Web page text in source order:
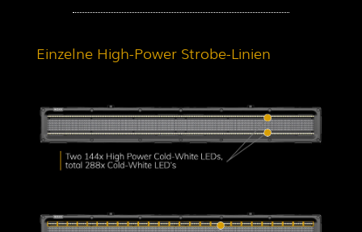
Einzelne High-Power Strobe-Linien